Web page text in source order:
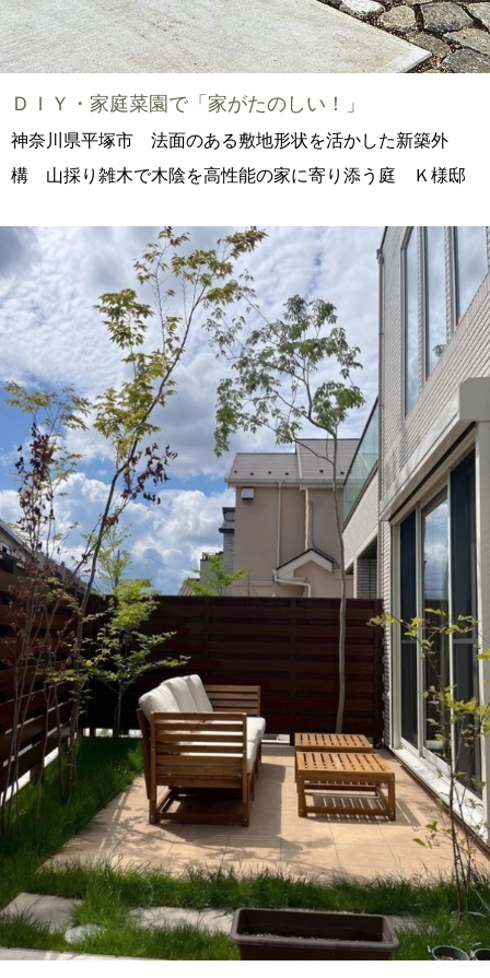
ＤＩＹ・家庭菜園で「家がたのしい！」
神奈川県平塚市 法面のある敷地形状を活かした新築外
構 山採り雑木で木陰を高性能の家に寄り添う庭 Ｋ様邸